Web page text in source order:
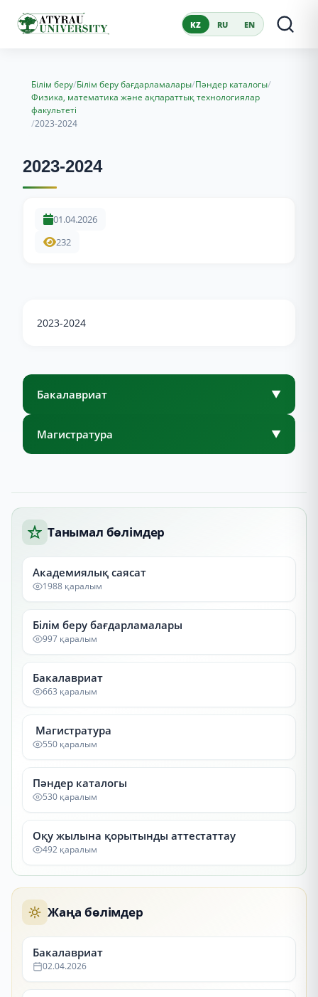
KZ RU EN
Білім беру/Білім беру бағдарламалары/Пәндер каталогы/
Физика, математика және ақпараттық технологиялар
факультеті
/2023-2024
2023-2024
01.04.2026
232
2023-2024
Бакалавриат ▼
Магистратура ▼
Танымал бөлімдер
Академиялық саясат
1988 қаралым
Білім беру бағдарламалары
997 қаралым
Бакалавриат
663 қаралым
Магистратура
550 қаралым
Пәндер каталогы
530 қаралым
Оқу жылына қорытынды аттестаттау
492 қаралым
Жаңа бөлімдер
Бакалавриат
02.04.2026